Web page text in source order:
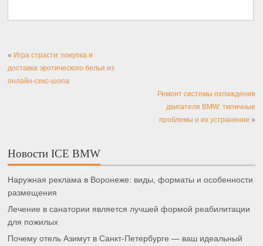
« Игра страсти: покупка и
доставка эротического белья из
онлайн-секс-шопа
Ремонт системы охлаждения
двигателя BMW: типичные
проблемы и их устранение »
Новости ICE BMW
Наружная реклама в Воронеже: виды, форматы и особенности
размещения
Лечение в санатории является лучшей формой реабилитации
для пожилых
Почему отель Азимут в Санкт-Петербурге — ваш идеальный